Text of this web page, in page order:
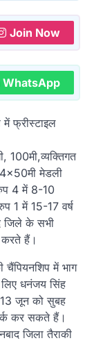
Join Now
WhatsApp
में फ्रीस्टाइल
100मी,व्यक्तिगत
मेडली
4 में 8-10
1 में 15-17 वर्ष
जिले के सभी
करते हैं।
चैंपियनशिप में भाग
लिए धनंजय सिंह
13 जून को सुबह
कर सकते हैं।
जिला तैराकी